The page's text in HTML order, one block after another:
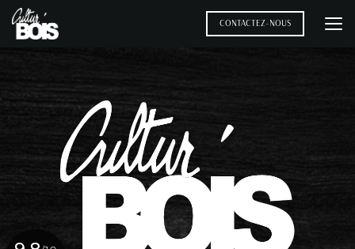
Aller
au
contenu
CONTACTEZ-NOUS